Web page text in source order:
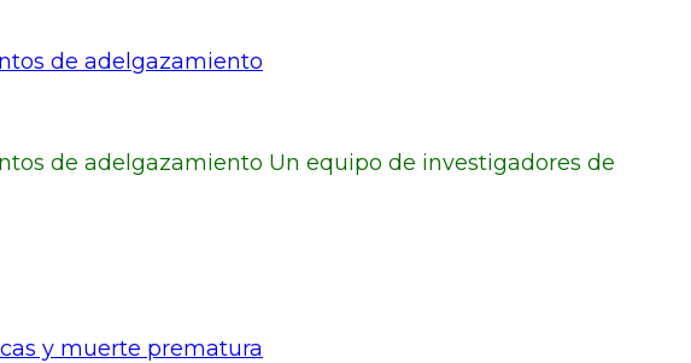
de adelgazamiento
de adelgazamiento Un equipo de investigadores de
y muerte prematura